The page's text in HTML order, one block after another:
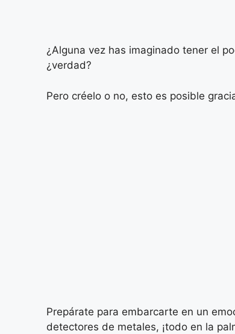
¿Alguna vez has imaginado tener el
¿verdad?
Pero créelo o no, esto es posible
Prepárate para embarcarte en un
detectores de metales, ¡todo en la